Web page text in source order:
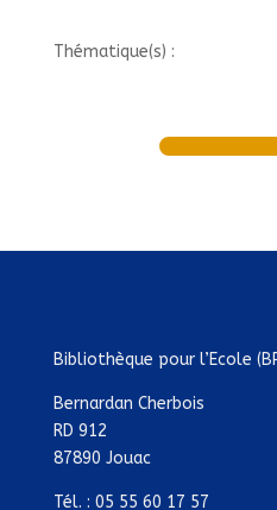
Thématique(s) :
Bibliothèque pour l’Ecole
Bernardan Cherbois
RD 912
87890 Jouac
Tél. : 05 55 60 17 57